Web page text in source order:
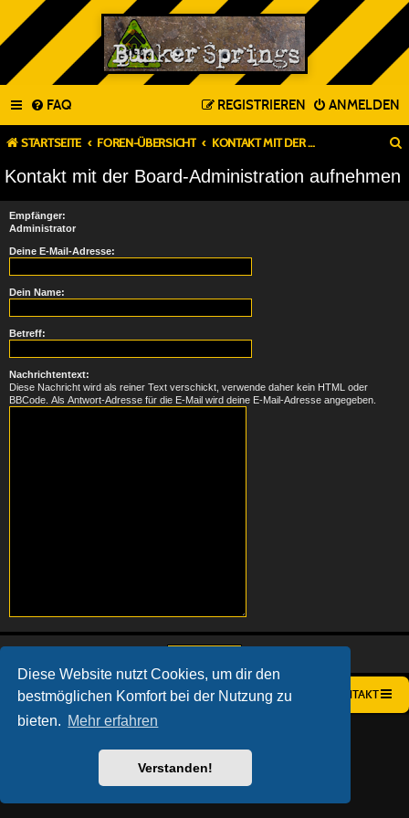
Diese Website nutzt Cookies, um dir den
bestmöglichen Komfort bei der Nutzung zu
bieten. Mehr erfahren
Verstanden!
FAQ ANMELDEN
REGISTRIEREN
STARTSEITE FOREN-ÜBERSICHT KONTAKT MIT DER BOARD-ADMINISTRATION AUFNEHMEN
Kontakt mit der Board-Administration aufnehmen
Empfänger:
Administrator
Deine E-Mail-Adresse:
Dein Name:
Betreff:
Nachrichtentext:
Diese Nachricht wird als reiner Text verschickt, verwende daher kein HTML oder
BBCode. Als Antwort-Adresse für die E-Mail wird deine E-Mail-Adresse angegeben.
STARTSEITE FOREN-ÜBERSICHT KONTAKT
AÇIEEED! STYLE BY
DATENSCHUTZ|NUTZUNGSBEDINGUNGEN